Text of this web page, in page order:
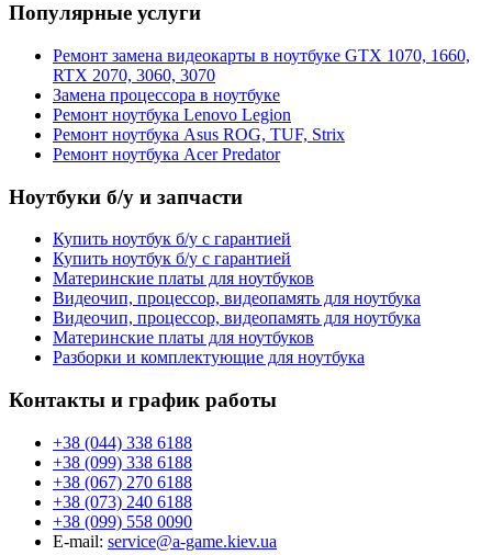
Популярные услуги
Ремонт замена видеокарты в ноутбуке GTX 1070, 1660,
RTX 2070, 3060, 3070
Замена процессора в ноутбуке
Ремонт ноутбука Lenovo Legion
Ремонт ноутбука Asus ROG, TUF, Strix
Ремонт ноутбука Acer Predator
Ноутбуки б/у и запчасти
Купить ноутбук б/у с гарантией
Купить ноутбук б/у с гарантией
Материнские платы для ноутбуков
Видеочип, процессор, видеопамять для ноутбука
Видеочип, процессор, видеопамять для ноутбука
Материнские платы для ноутбуков
Разборки и комплектующие для ноутбука
Контакты и график работы
+38 (044) 338 6188
+38 (099) 338 6188
+38 (067) 270 6188
+38 (073) 240 6188
+38 (099) 558 0090
E-mail: service@a-game.kiev.ua